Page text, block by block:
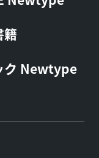
籍
ク Newtype